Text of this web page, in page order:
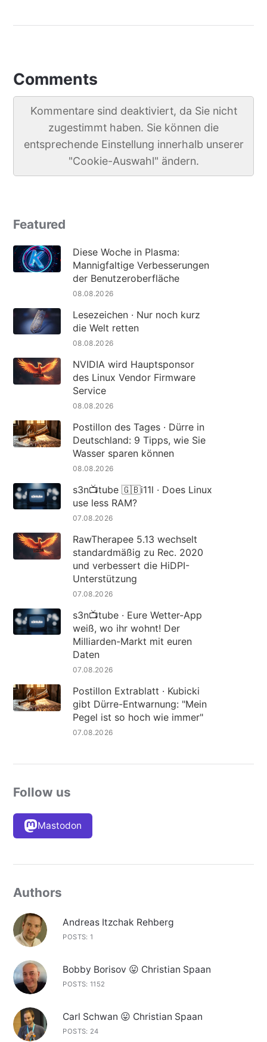
Comments
Kommentare sind deaktiviert, da Sie nicht
zugestimmt haben. Sie können die
entsprechende Einstellung innerhalb unserer
"Cookie-Auswahl" ändern.
Featured
Diese Woche in Plasma:
Mannigfaltige Verbesserungen
der Benutzeroberfläche
08.08.2026
Lesezeichen · Nur noch kurz
die Welt retten
08.08.2026
NVIDIA wird Hauptsponsor
des Linux Vendor Firmware
Service
08.08.2026
Postillon des Tages · Dürre in
Deutschland: 9 Tipps, wie Sie
Wasser sparen können
08.08.2026
s3n📺tube 🇬🇧i11l · Does Linux
use less RAM?
07.08.2026
RawTherapee 5.13 wechselt
standardmäßig zu Rec. 2020
und verbessert die HiDPI-
Unterstützung
07.08.2026
s3n📺tube · Eure Wetter-App
weiß, wo ihr wohnt! Der
Milliarden-Markt mit euren
Daten
07.08.2026
Postillon Extrablatt · Kubicki
gibt Dürre-Entwarnung: "Mein
Pegel ist so hoch wie immer"
07.08.2026
Follow us
Mastodon
Authors
Andreas Itzchak Rehberg
POSTS: 1
Bobby Borisov 😛 Christian Spaan
POSTS: 1152
Carl Schwan 😛 Christian Spaan
POSTS: 24